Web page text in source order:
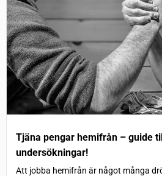
Tjäna pengar hemifrån – guide
undersökningar!
Att jobba hemifrån är något många